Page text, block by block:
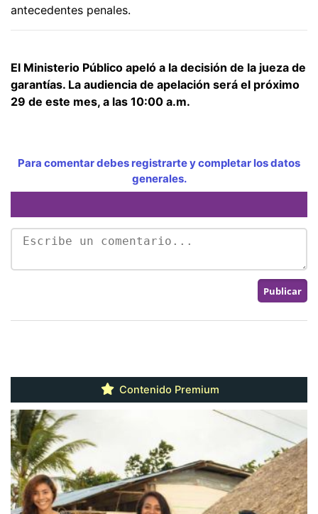
antecedentes penales.
El Ministerio Público apeló a la decisión de la jueza de
garantías. La audiencia de apelación será el próximo
29 de este mes, a las 10:00 a.m.
Para comentar debes registrarte y completar los datos
generales.
Contenido Premium